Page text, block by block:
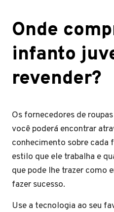
Onde
infanto
revender?
Os fornecedores de
você poderá encontrar
conhecimento sobre cada
estilo que ele trabalha e
que pode lhe trazer como
fazer sucesso.
Use a tecnologia ao seu